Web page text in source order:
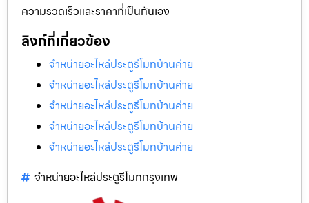
ความรวดเร็วและราคาที่เป็นกันเอง
ลิงก์ที่เกี่ยวข้อง
จำหน่ายอะไหล่ประตูรีโมทบ้านค่าย
จำหน่ายอะไหล่ประตูรีโมทบ้านค่าย
จำหน่ายอะไหล่ประตูรีโมทบ้านค่าย
จำหน่ายอะไหล่ประตูรีโมทบ้านค่าย
จำหน่ายอะไหล่ประตูรีโมทบ้านค่าย
จำหน่ายอะไหล่ประตูรีโมทกรุงเทพ